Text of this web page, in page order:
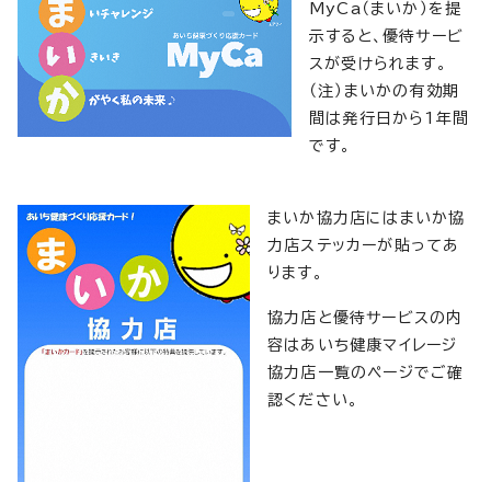
MyCa（まいか）を提
示すると、優待サービ
スが受けられます。
（注）まいかの有効期
間は発行日から1年間
です。
まいか協力店にはまいか協
力店ステッカーが貼ってあ
ります。
協力店と優待サービスの内
容はあいち健康マイレージ
協力店一覧のページでご確
認ください。